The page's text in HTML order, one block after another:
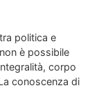
politica e
è possibile
corpo
conoscenza di